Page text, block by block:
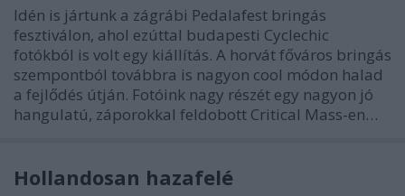
Idén is jártunk a zágrábi Pedalafest bringás
fesztiválon, ahol ezúttal budapesti Cyclechic
fotókból is volt egy kiállítás. A horvát főváros bringás
szempontból továbbra is nagyon cool módon halad
a fejlődés útján. Fotóink nagy részét egy nagyon jó
hangulatú, záporokkal feldobott Critical Mass-en…
Hollandosan hazafelé